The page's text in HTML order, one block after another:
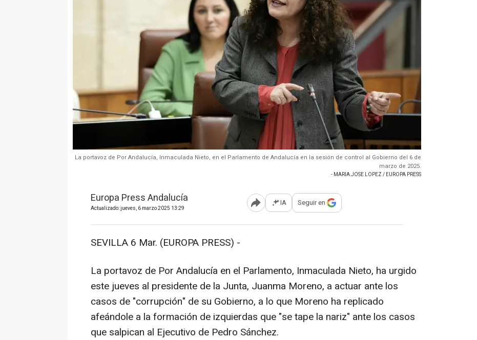
La portavoz de Por Andalucía, Inmaculada Nieto, en el Parlamento de Andalucía en la sesión de control al Gobierno del 6 de
marzo de 2025.
- MARIA JOSE LOPEZ / EUROPA PRESS
Europa Press Andalucía
Actualizado: jueves, 6 marzo 2025 13:29 Abrir opciones para compartir
IA Seguir en
SEVILLA 6 Mar. (EUROPA PRESS) -
La portavoz de Por Andalucía en el Parlamento, Inmaculada Nieto, ha urgido
este jueves al presidente de la Junta, Juanma Moreno, a actuar ante los
casos de "corrupción" de su Gobierno, a lo que Moreno ha replicado
afeándole a la formación de izquierdas que "se tape la nariz" ante los casos
que salpican al Ejecutivo de Pedro Sánchez.